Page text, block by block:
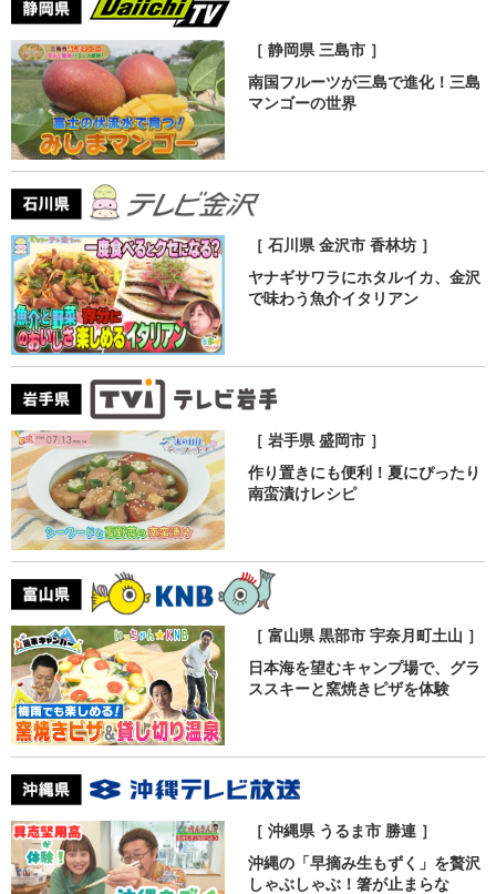
［ 静岡県 三島市 ］
南国フルーツが三島で進化！三島
マンゴーの世界
［ 石川県 金沢市 香林坊 ］
ヤナギサワラにホタルイカ、金沢
で味わう魚介イタリアン
［ 岩手県 盛岡市 ］
作り置きにも便利！夏にぴったり
南蛮漬けレシピ
［ 富山県 黒部市 宇奈月町土山 ］
日本海を望むキャンプ場で、グラ
ススキーと窯焼きピザを体験
［ 沖縄県 うるま市 勝連 ］
沖縄の「早摘み生もずく」を贅沢
しゃぶしゃぶ！箸が止まらな